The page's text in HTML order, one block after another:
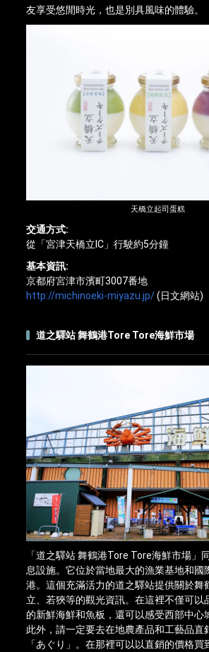
友享受悠閒時光，也是別具風味的體驗。
天橋立起司蛋糕
交通方式:
從「宮津天橋立IC」行駛約5分鐘
基本資訊:
京都府宮津市濱町3007番地
http://michinoeki-miyazu.jp/(日文網站)
道之驛站 舞鶴港Tore Tore海鮮市場
「道之驛站 舞鶴港Tore Tore海鮮市場」
息設施。它位於當地最大的漁業基地和國
港。這個充滿活力的道之驛站提供關於舞
立、若狹等的觀光資訊。在這裡不僅可以
的新鮮海鮮和魚板，還可以感受西部中心
此外，請一定要去在地農產品和工藝品直
「あぐり」。在那裡可以以直銷的價格買